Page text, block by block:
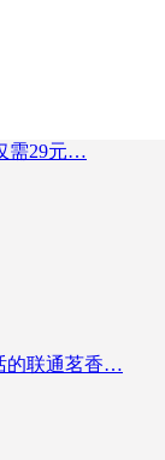
需29元…
的联通茗香…